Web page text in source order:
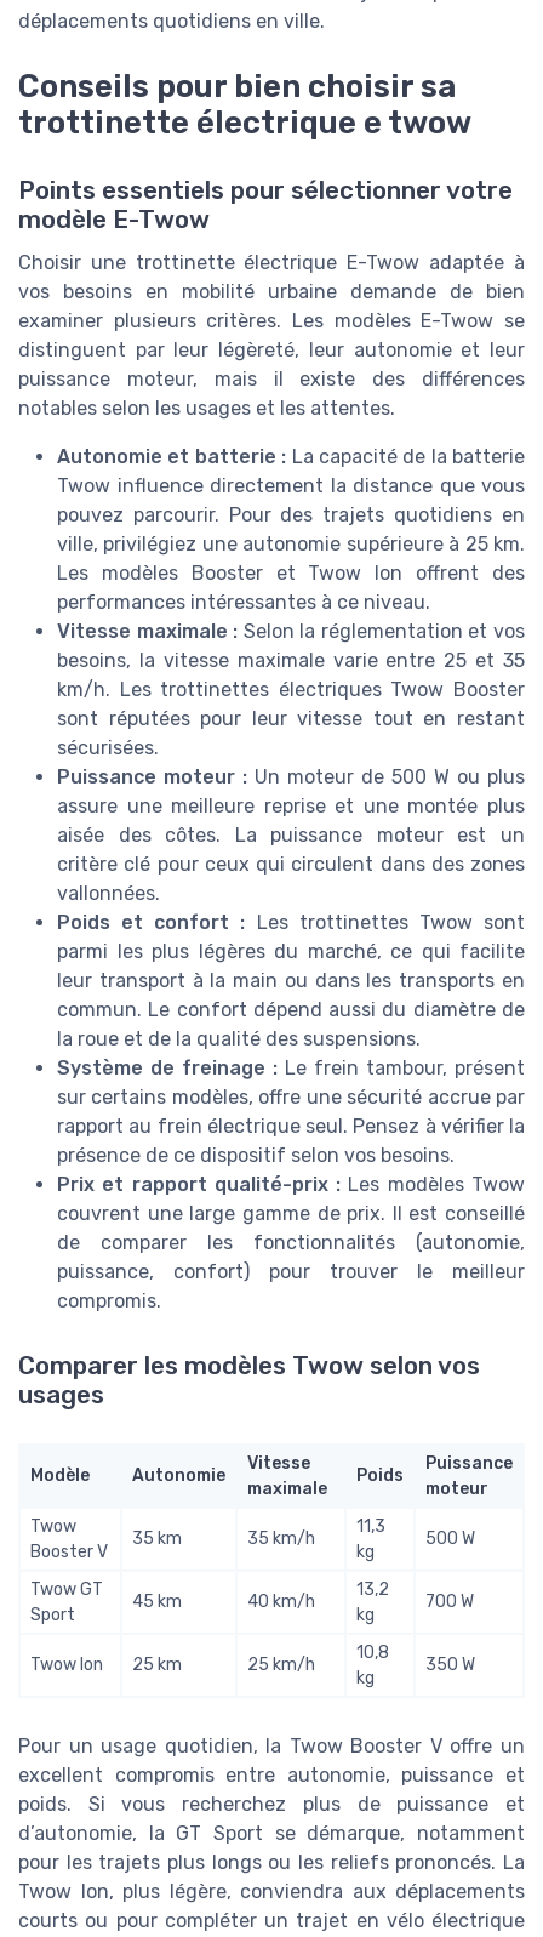
déplacements quotidiens en ville.
Conseils pour bien choisir sa
trottinette électrique e twow
Points essentiels pour sélectionner votre
modèle E-Twow
Choisir une trottinette électrique E-Twow adaptée à
vos besoins en mobilité urbaine demande de bien
examiner plusieurs critères. Les modèles E-Twow se
distinguent par leur légèreté, leur autonomie et leur
puissance moteur, mais il existe des différences
notables selon les usages et les attentes.
Autonomie et batterie : La capacité de la batterie
Twow influence directement la distance que vous
pouvez parcourir. Pour des trajets quotidiens en
ville, privilégiez une autonomie supérieure à 25 km.
Les modèles Booster et Twow Ion offrent des
performances intéressantes à ce niveau.
Vitesse maximale : Selon la réglementation et vos
besoins, la vitesse maximale varie entre 25 et 35
km/h. Les trottinettes électriques Twow Booster
sont réputées pour leur vitesse tout en restant
sécurisées.
Puissance moteur : Un moteur de 500 W ou plus
assure une meilleure reprise et une montée plus
aisée des côtes. La puissance moteur est un
critère clé pour ceux qui circulent dans des zones
vallonnées.
Poids et confort : Les trottinettes Twow sont
parmi les plus légères du marché, ce qui facilite
leur transport à la main ou dans les transports en
commun. Le confort dépend aussi du diamètre de
la roue et de la qualité des suspensions.
Système de freinage : Le frein tambour, présent
sur certains modèles, offre une sécurité accrue par
rapport au frein électrique seul. Pensez à vérifier la
présence de ce dispositif selon vos besoins.
Prix et rapport qualité-prix : Les modèles Twow
couvrent une large gamme de prix. Il est conseillé
de comparer les fonctionnalités (autonomie,
puissance, confort) pour trouver le meilleur
compromis.
Comparer les modèles Twow selon vos
usages
Modèle Autonomie
Vitesse
maximale
Poids
Puissance
moteur
Twow
Booster V
35 km 35 km/h
11,3
kg
500 W
Twow GT
Sport
45 km 40 km/h
13,2
kg
700 W
Twow Ion 25 km 25 km/h
10,8
kg
350 W
Pour un usage quotidien, la Twow Booster V offre un
excellent compromis entre autonomie, puissance et
poids. Si vous recherchez plus de puissance et
d’autonomie, la GT Sport se démarque, notamment
pour les trajets plus longs ou les reliefs prononcés. La
Twow Ion, plus légère, conviendra aux déplacements
courts ou pour compléter un trajet en vélo électrique